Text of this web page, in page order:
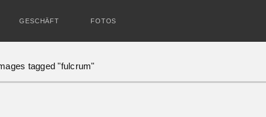
GESCHÄFT FOTOS
tagged "fulcrum"